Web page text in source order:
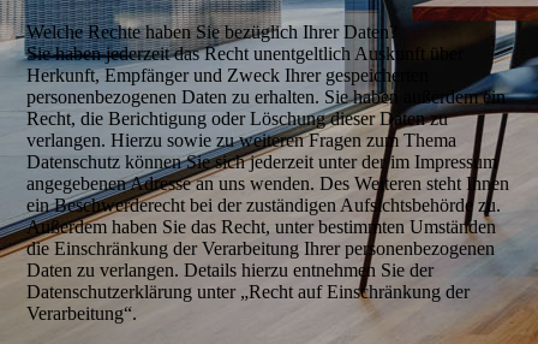
Welche Rechte haben Sie bezüglich Ihrer Daten?
Sie haben jederzeit das Recht unentgeltlich Auskunft über
Herkunft, Empfänger und Zweck Ihrer gespeicherten
personenbezogenen Daten zu erhalten. Sie haben außerdem ein
Recht, die Berichtigung oder Löschung dieser Daten zu
verlangen. Hierzu sowie zu weiteren Fragen zum Thema
Datenschutz können Sie sich jederzeit unter der im Impressum
angegebenen Adresse an uns wenden. Des Weiteren steht Ihnen
ein Beschwerderecht bei der zuständigen Aufsichtsbehörde zu.
Außerdem haben Sie das Recht, unter bestimmten Umständen
die Einschränkung der Verarbeitung Ihrer personenbezogenen
Daten zu verlangen. Details hierzu entnehmen Sie der
Datenschutzerklärung unter „Recht auf Einschränkung der
Verarbeitung“.